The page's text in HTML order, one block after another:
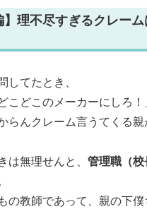
】理不尽すぎるクレー
してたとき、
こどこのメーカーにしろ！
らんクレーム言うてくる親
は無理せんと、 管理職（校
の教師であって、親の下僕